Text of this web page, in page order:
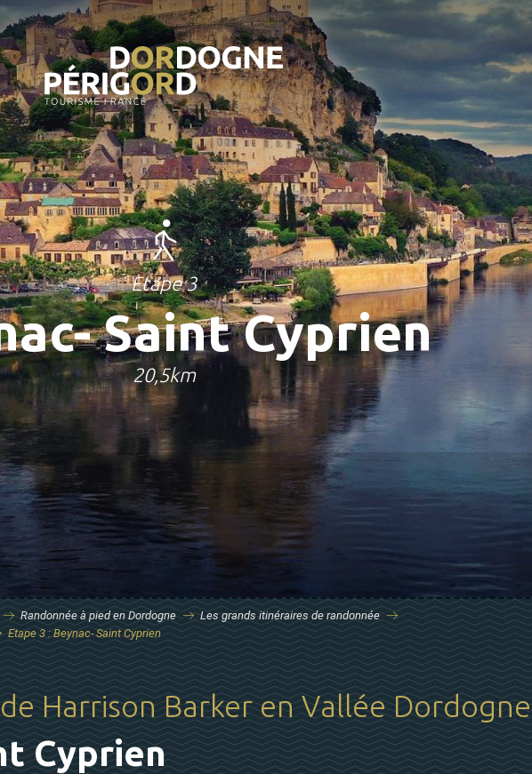
Etape 3
Saint Cyprien
20,5km
Randonnée à pied en Dordogne
Les grands itinéraires de randonnée
Etape 3 : Beynac- Saint Cyprien
Harrison Barker en Vallée Dordogne
Cyprien